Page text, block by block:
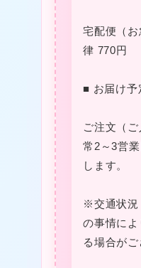
宅配便（
律 770円
■ お届け予
ご注文（
常2～3営
します。
※交通状況
の事情に
る場合がご
★
❤